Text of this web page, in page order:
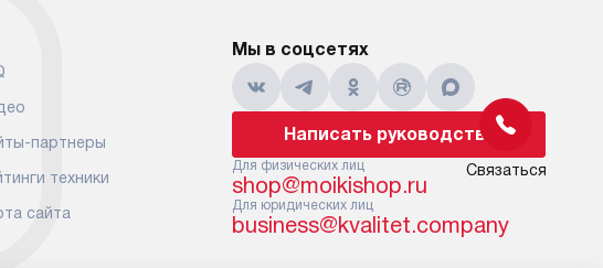
партнеры
техники
сайта
Мы в соцсетях
Написать руководству
Для физических лиц
shop@moikishop.ru
Для юридических лиц
business@kvalitet.company
Связаться